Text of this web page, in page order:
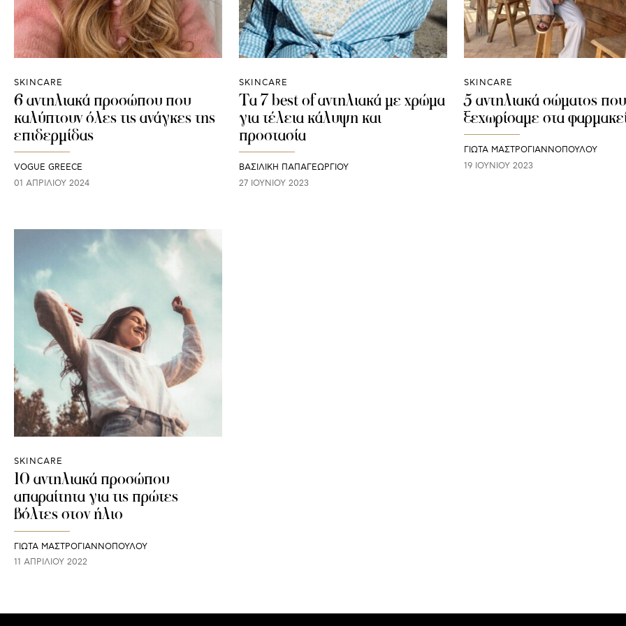
SKINCARE
6 αντηλιακά προσώπου που
καλύπτουν όλες τις ανάγκες της
επιδερμίδας
VOGUE GREECE
01 ΑΠΡΙΛΊΟΥ 2024
SKINCARE
Τα 7 best of αντηλιακά με χρώμα
για τέλεια κάλυψη και
προστασία
ΒΑΣΙΛΙΚΗ ΠΑΠΑΓΕΩΡΓΙΟΥ
27 ΙΟΥΝΊΟΥ 2023
SKINCARE
5 αντηλιακά σώματος που
ξεχωρίσαμε στα
ΓΙΩΤΑ ΜΑΣΤΡΟΓΙΑΝΝΟΠΟΥΛΟΥ
19 ΙΟΥΝΊΟΥ 2023
SKINCARE
10 αντηλιακά προσώπου
απαραίτητα για τις πρώτες
βόλτες στον ήλιο
ΓΙΩΤΑ ΜΑΣΤΡΟΓΙΑΝΝΟΠΟΥΛΟΥ
11 ΑΠΡΙΛΊΟΥ 2022